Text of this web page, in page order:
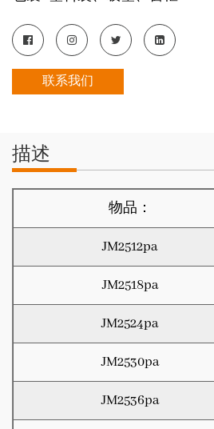
联系我们
描述
物品：
JM2512pa
JM2518pa
JM2524pa
JM2530pa
JM2536pa